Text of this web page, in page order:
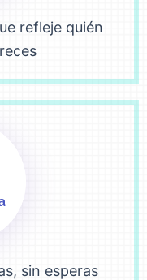
refleje quién
sin esperas